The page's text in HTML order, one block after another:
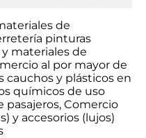
de
pinturas
materiales de
al por mayor de
cauchos y plásticos en
químicos de uso
pasajeros, Comercio
y accesorios (lujos)